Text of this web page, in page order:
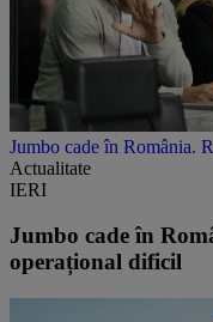
Jumbo cade în România.
Actualitate
IERI
Jumbo cade în
operațional dificil